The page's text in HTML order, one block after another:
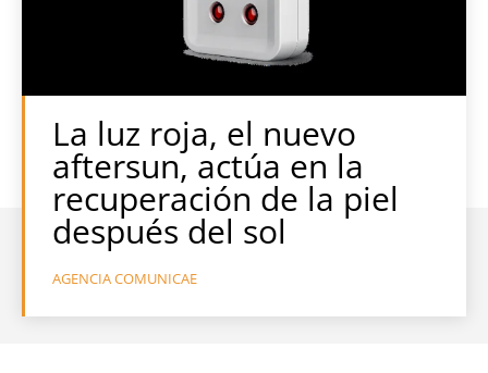
La luz roja, el nuevo
aftersun, actúa en la
recuperación de la piel
después del sol
AGENCIA COMUNICAE